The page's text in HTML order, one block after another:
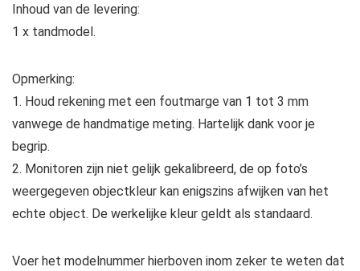
Inhoud van de levering:
1 x tandmodel.
Opmerking:
1. Houd rekening met een foutmarge van 1 tot 3 mm
vanwege de handmatige meting. Hartelijk dank voor je
begrip.
2. Monitoren zijn niet gelijk gekalibreerd, de op foto’s
weergegeven objectkleur kan enigszins afwijken van het
echte object. De werkelijke kleur geldt als standaard.
Voer het modelnummer hierboven inom zeker te weten dat